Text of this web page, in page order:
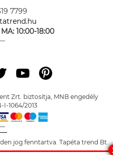
7799
MA: 10:00-18:00
Zrt. biztosítja, MNB engedély
I-1064/2013
jog fenntartva. Tapéta trend Bt.